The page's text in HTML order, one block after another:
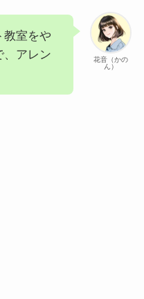
花音（かの
ん）
教室をや
、アレン